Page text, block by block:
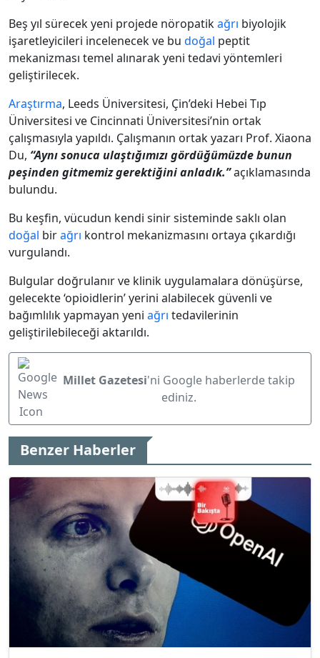
Beş yıl sürecek yeni projede nöropatikağrı biyolojik
işaretleyicileri incelenecek ve bu doğal peptit
mekanizması temel alınarak yeni tedavi yöntemleri
geliştirilecek.
Araştırma, Leeds Üniversitesi, Çin’deki Hebei Tıp
Üniversitesi ve Cincinnati Üniversitesi’nin ortak
çalışmasıyla yapıldı. Çalışmanın ortak yazarı Prof. Xiaona
Du, “Aynı sonuca ulaştığımızı gördüğümüzde bunun
peşinden gitmemiz gerektiğini anladık.”açıklamasında
bulundu.
Bu keşfin, vücudun kendi sinir sisteminde saklı olan
doğal birağrı kontrol mekanizmasını ortaya çıkardığı
vurgulandı.
Bulgular doğrulanır ve klinik uygulamalara dönüşürse,
gelecekte ‘opioidlerin’ yerini alabilecek güvenli ve
bağımlılık yapmayan yeni ağrı tedavilerinin
geliştirilebileceği aktarıldı.
Millet Gazetesi'ni Google haberlerde takip
ediniz.
Benzer Haberler